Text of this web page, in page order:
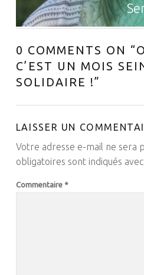
0 COMMENTS ON “
C’EST UN MOIS
SOLIDAIRE !”
LAISSER UN
Votre adresse e-mail ne sera
obligatoires sont indiqués avec
Commentaire *